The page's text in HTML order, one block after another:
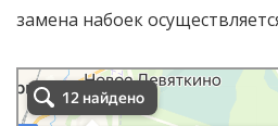
замена набоек
ремонта обуви Всеволожск во
Всеволожск